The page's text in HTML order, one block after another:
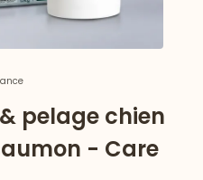
pelage chien
- Care